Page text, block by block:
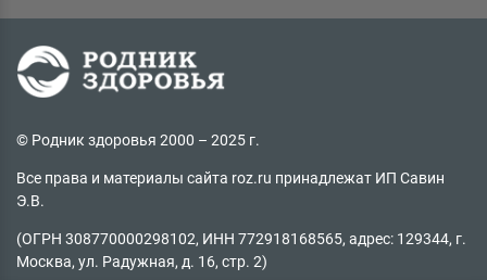
© Родник здоровья 2000 – 2025 г.
Все права и материалы сайта roz.ru принадлежат ИП Савин
Э.В.
(ОГРН 308770000298102, ИНН 772918168565, адрес: 129344, г.
Москва, ул. Радужная, д. 16, стр. 2)